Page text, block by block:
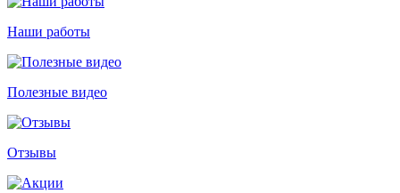
Наши работы
Полезные видео
Отзывы